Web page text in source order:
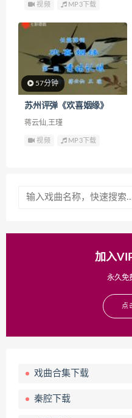
视频 MP3下载
57分钟
苏州评弹《欢喜姻缘》
蒋云仙,王瑾
视频 MP3下载
加入
永久免
点
戏曲合集下载
秦腔下载